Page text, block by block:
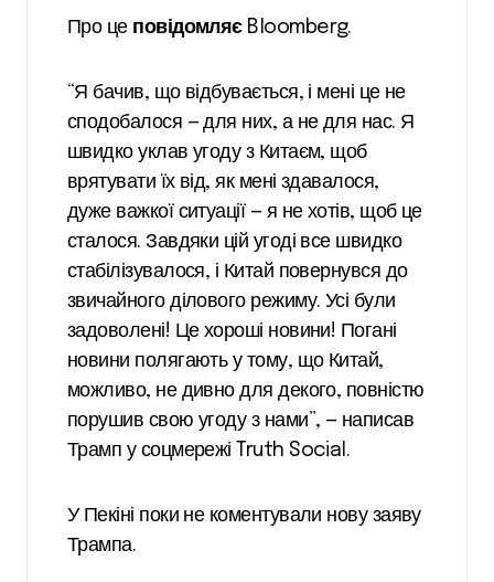
Про це повідомляєBloomberg.
“Я бачив, що відбувається, і мені це не
сподобалося — для них, а не для нас. Я
швидко уклав угоду з Китаєм, щоб
врятувати їх від, як мені здавалося,
дуже важкої ситуації — я не хотів, щоб це
сталося. Завдяки цій угоді все швидко
стабілізувалося, і Китай повернувся до
звичайного ділового режиму. Усі були
задоволені! Це хороші новини! Погані
новини полягають у тому, що Китай,
можливо, не дивно для декого, повністю
порушив свою угоду з нами”, — написав
Трамп у соцмережі Truth Social.
У Пекіні поки не коментували нову заяву
Трампа.